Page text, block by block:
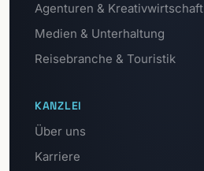
Agenturen & Kreativwirtschaft
Medien & Unterhaltung
Reisebranche & Touristik
KANZLEI
Über uns
Karriere